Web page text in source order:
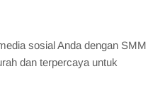
sosial Anda dengan SMM
dan terpercaya untuk